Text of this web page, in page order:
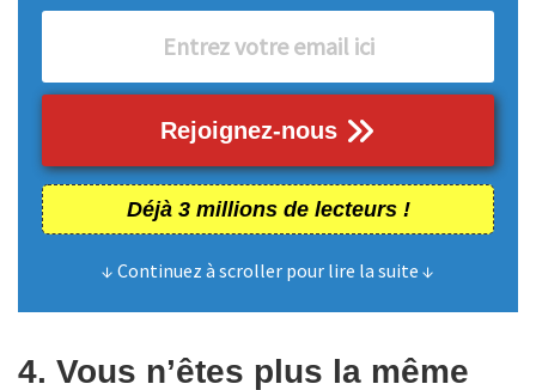
Rejoignez-nous
Déjà 3 millions de lecteurs !
↓ Continuez à scroller pour lire la suite ↓
4. Vous n’êtes plus la même